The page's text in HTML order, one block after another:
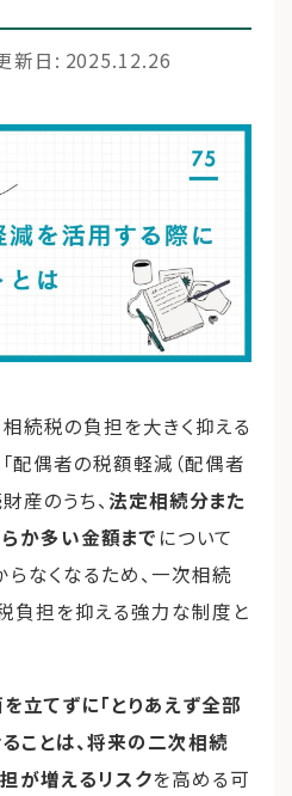
ログイン
新日: 2025.12.26
続税の負担を大きく抑える
配偶者の税額軽減（配偶者
産のうち、 法定相続分また
か多い金額まで について
なくなるため、一次相続
負担を抑える強力な制度と
立てずに「とりあえず全部
ことは、将来の二次相続
が増えるリスクを高める可